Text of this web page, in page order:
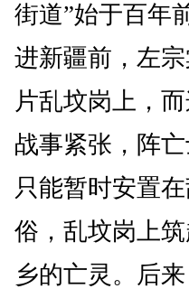
街道”始于百年
进新疆前，左
片乱坟岗上，
战事紧张，阵
只能暂时安置
俗，乱坟岗上
乡的亡灵。后